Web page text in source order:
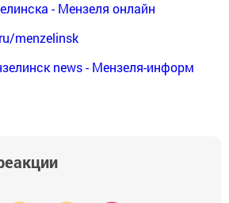
- Мензеля онлайн
menzelinsk
news - Мензеля-информ